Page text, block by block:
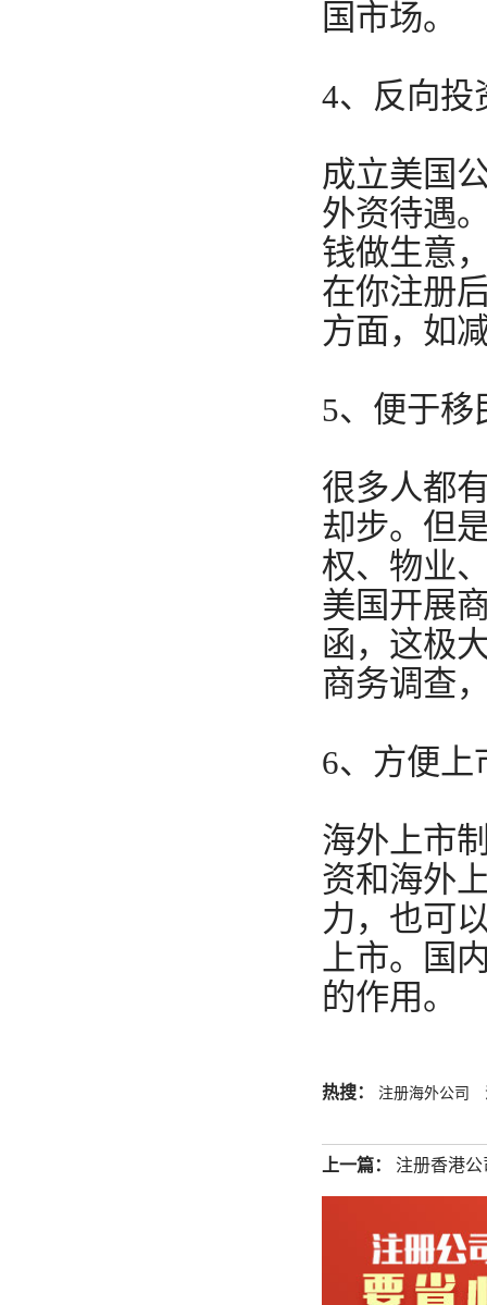
国市场。
4、反向投
成立美国
外资待遇
钱做生意
在你注册
方面，如
5、便于移
很多人都
却步。但
权、物业
美国开展
函，这极
商务调查
6、方便上
海外上市
资和海外
力，也可
上市。国
的作用。
热搜： 注册海外公司
上一篇： 注册香港